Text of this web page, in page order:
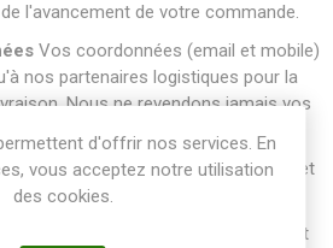
l'avancement de votre commande.
Vos coordonnées (email et mobile)
nos partenaires logistiques pour la
Nous ne revendons jamais vos
d'un droit d'accès, de rectification et
toute demande, contactez :
Le traitement de vos données est
d'offrir nos services. En
vous acceptez notre utilisation
des cookies.